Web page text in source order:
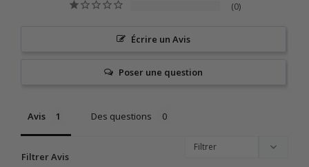
0
Écrire un Avis
Poser une question
Avis Des questions
Filtrer Avis